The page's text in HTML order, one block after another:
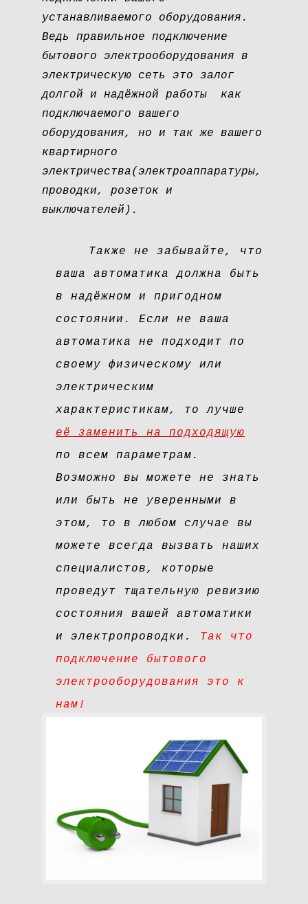
устанавливаемого оборудования.
Ведь правильное подключение
бытового электрооборудования в
электрическую сеть это залог
долгой и надёжной работы как
подключаемого вашего
оборудования, но и так же вашего
квартирного
электричества(электроаппаратуры,
проводки, розеток и
выключателей).
Также не забывайте, что
ваша автоматика должна быть
в надёжном и пригодном
состоянии. Если не ваша
автоматика не подходит по
своему физическому или
электрическим
характеристикам, то лучше
её заменить на подходящую
по всем параметрам.
Возможно вы можете не знать
или быть не уверенными в
этом, то в любом случае вы
можете всегда вызвать наших
специалистов, которые
проведут тщательную ревизию
состояния вашей автоматики
и электропроводки.
Так что
подключение бытового
электрооборудования это к
нам!